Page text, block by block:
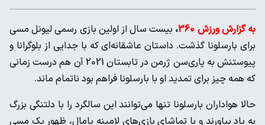
به گزارش ورزش 360 ، بیست سال از اولین بازی رسمی لیونل مسی
برای بارسلونا گذشت. داستان عاشقانه‌ای که با جدایی از بلوگرانا و
پیوستنش به پاری‌سن ژرمن در تابستان 2021 آن هم درست زمانی
که همه چیز برای تمدید او با بارسلونا فراهم بود‌ ناتمام ماند.
حالا هواداران بارسلونا تنها می‌توانند این سالگرد را با دلتنگی بزرگ
به یاد بیاورند و با تماشای بازی‌های لامینه یامال، ظهور یک مسی